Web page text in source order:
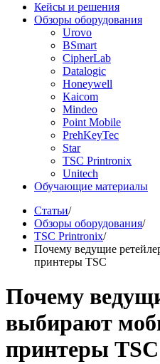
Кейсы и решения
Обзоры оборудования
Urovo
BSmart
CipherLab
Datalogic
Honeywell
Kaicom
Mindeo
Point Mobile
PrehKeyTec
Star
TSC Printronix
Unitech
Обучающие материалы
Статьи/
Обзоры оборудования/
TSC Printronix/
Почему ведущие
принтеры TSC
Почему
выбирают
принтеры TSC